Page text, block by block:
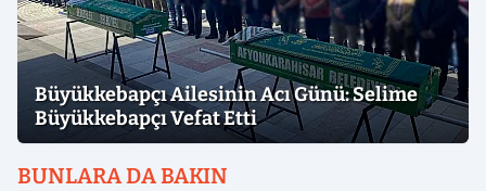
Büyükkebapçı Ailesinin Acı Günü: Selime
Büyükkebapçı Vefat Etti
BUNLARA DA BAKIN